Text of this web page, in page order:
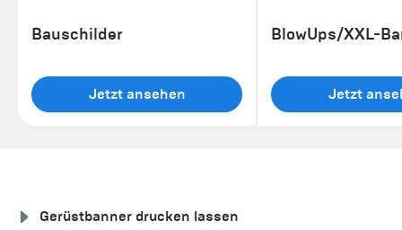
Bauschilder
Jetzt ansehen
BlowUps/XXL-
Jetzt
Gerüstbanner drucken lassen